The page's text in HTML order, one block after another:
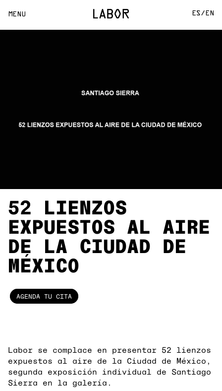
MENU ES/ EN
52 LIENZOS
EXPUESTOS AL AIRE
DE LA CIUDAD DE
MÉXICO
AGENDA TU CITA
Labor se complace en presentar 52 lienzos
expuestos al aire de la Ciudad de México,
segunda exposición individual de Santiago
Sierra en la galería.